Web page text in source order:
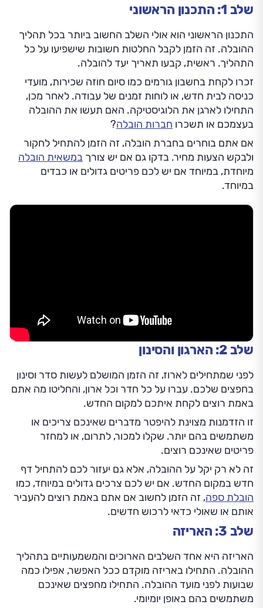
שלב 1: התכנון הראשוני
התכנון הראשוני הוא אולי השלב החשוב ביותר בכל תהליך
ההובלה. זה הזמן לקבל החלטות חשובות שישפיעו על כל
התהליך. ראשית, קבעו תאריך יעד להובלה.
זכרו לקחת בחשבון גורמים כמו סיום חוזה שכירות, מועדי
כניסה לבית חדש, או לוחות זמנים של עבודה. לאחר מכן,
התחילו לארגן את הלוגיסטיקה. האם תעשו את ההובלה
בעצמכם או תשכרו חברות הובלה?
אם אתם בוחרים בחברת הובלה, זה הזמן להתחיל לחקור
ולבקש הצעות מחיר. בדקו גם אם יש צורך במשאית הובלה
מיוחדת, במיוחד אם יש לכם פריטים גדולים או כבדים
במיוחד.
שלב 2: הארגון והסינון
לפני שמתחילים לארוז, זה הזמן המושלם לעשות סדר וסינון
בחפצים שלכם. עברו על כל חדר וכל ארון, והחליטו מה אתם
באמת רוצים לקחת איתכם למקום החדש.
זו הזדמנות מצוינת להיפטר מדברים שאינכם צריכים או
משתמשים בהם יותר. שקלו למכור, לתרום, או למחזר
פריטים שאינכם רוצים.
זה לא רק יקל על ההובלה, אלא גם יעזור לכם להתחיל דף
חדש במקום החדש. אם יש לכם צרכים גדולים במיוחד, כמו
הובלת ספה, זה הזמן לחשוב אם אתם באמת רוצים להעביר
אותם או שאולי כדאי לרכוש חדשים.
שלב 3: האריזה
האריזה היא אחד השלבים הארוכים והמשמעותיים בתהליך
ההובלה. התחילו באריזה מוקדם ככל האפשר, אפילו כמה
שבועות לפני מועד ההובלה. התחילו מחפצים שאינכם
משתמשים בהם באופן יומיומי.